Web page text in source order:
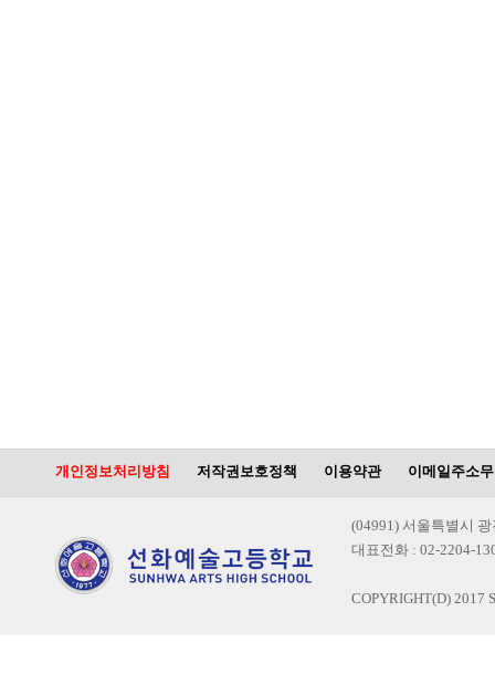
개인정보처리방침 저작권보호정책 이용약관 이메일주소
(04991) 서울특별시
대표전화 : 02-2204-
COPYRIGHT(D) 2017